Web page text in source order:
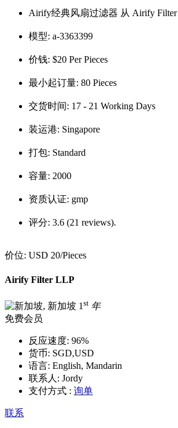
Airify经典风扇过滤器 从 Airify
模型: a-3363399
价钱: $20 Per Pieces
最小起订量: 80 Pieces
交货时间: 17 - 21 Working Days
装运港: Singapore
打包: Standard
容量: 2000
资质认证: gmp
评分: 3.6 (21 reviews).
价位: USD 20/Pieces
Airify Filter LLP
1 st 年
免费会员
反应速度: 96%
货币: SGD,USD
语言: English, Mandarin
联系人: Jordy
支付方式 : 询单
联系